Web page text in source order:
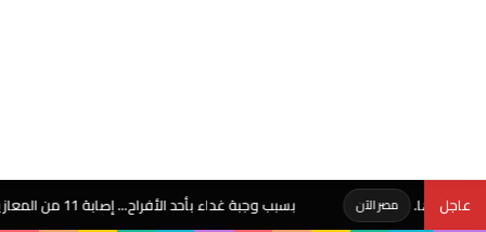
عاجل
مصر الآن بسبب وجبة غداء بأحد الأفراح… إصابة 11 من المعازيم بنزلة معوية حادة بكفر البطيخ في دمياط..